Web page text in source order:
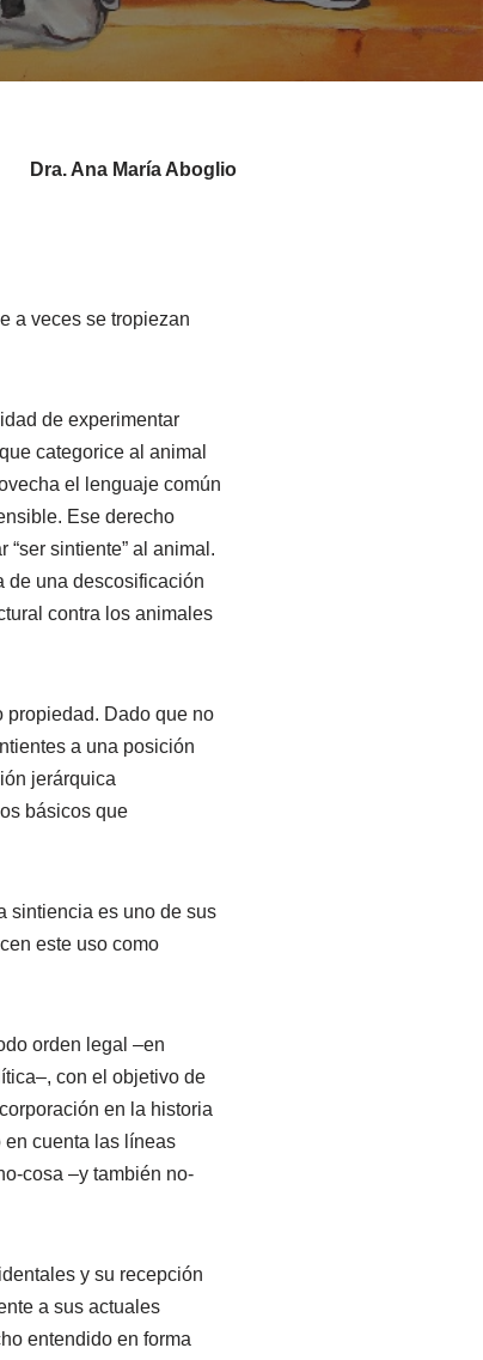
Dra. Ana María Aboglio
a veces se tropiezan
de experimentar
categorice al animal
el lenguaje común
Ese derecho
sintiente” al animal.
de una descosificación
contra los animales
propiedad. Dado que no
a una posición
jerárquica
básicos que
sintiencia es uno de sus
este uso como
orden legal –en
con el objetivo de
en la historia
cuenta las líneas
cosa –y también no-
y su recepción
a sus actuales
entendido en forma